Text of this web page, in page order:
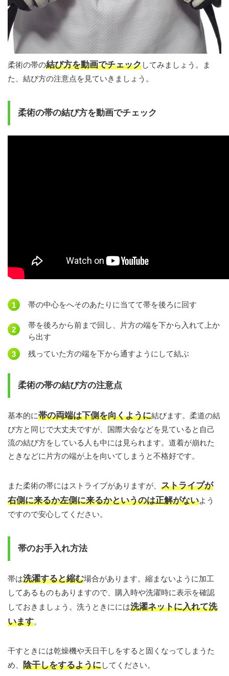
柔術の帯の結び方を動画でチェックしてみましょう。ま
た、結び方の注意点を見ていきましょう。
柔術の帯の結び方を動画でチェック
帯の中心をへそのあたりに当てて帯を後ろに回す
帯を後ろから前まで回し、片方の端を下から入れて上か
ら出す
残っていた方の端を下から通すようにして結ぶ
柔術の帯の結び方の注意点
基本的に帯の両端は下側を向くように結びます。柔道の結
び方と同じで大丈夫ですが、国際大会などを見ていると自己
流の結び方をしている人も中には見られます。道着が崩れた
ときなどに片方の端が上を向いてしまうと不格好です。
また柔術の帯にはストライプがありますが、 ストライプが
右側に来るか左側に来るかというのは正解がないよう
ですので安心してください。
帯のお手入れ方法
帯は洗濯すると縮む場合があります。縮まないように加工
してあるものもありますので、購入時や洗濯時に表示を確認
しておきましょう。洗うときにには洗濯ネットに入れて洗
います。
干すときには乾燥機や天日干しをすると固くなってしまうた
め、 陰干しをするようにしてください。